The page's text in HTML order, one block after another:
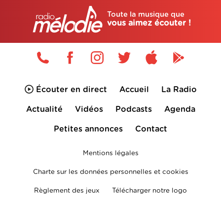
Toute la musique que
vous aimez écouter !
Écouter en direct Accueil La Radio
Actualité Vidéos Podcasts Agenda
Petites annonces Contact
Mentions légales
Charte sur les données personnelles et cookies
Règlement des jeux Télécharger notre logo